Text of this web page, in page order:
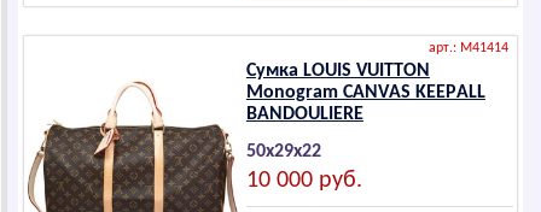
арт.: M41414
Сумка LОUIS VUIТТОN
Mоnоgrаm CАNVАS KЕЕPАLL
BАNDОULIЕRЕ
50х29х22
10 000 руб.